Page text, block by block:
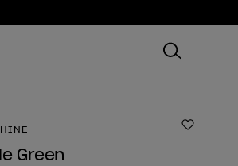
Zur
Green